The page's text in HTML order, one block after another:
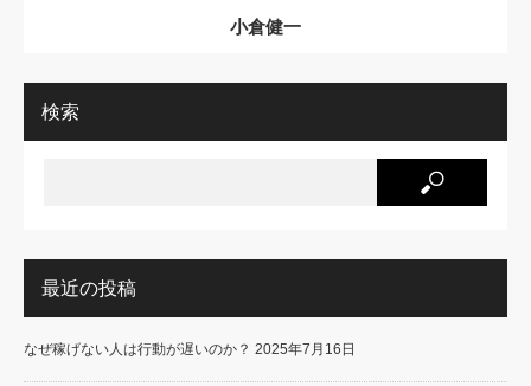
小倉健一
検索
最近の投稿
なぜ稼げない人は行動が遅いのか？ 2025年7月16日